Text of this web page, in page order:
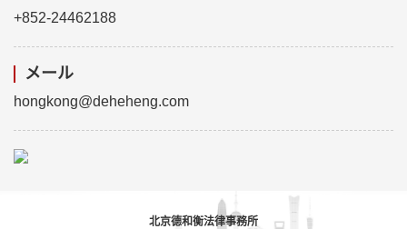
+852-24462188
メール
hongkong@deheheng.com
北京德和衡法律事務所